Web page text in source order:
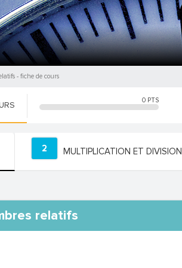
- fiche de cours
0 PTS
2 MULTIPLICATION ET DIVISION
relatifs